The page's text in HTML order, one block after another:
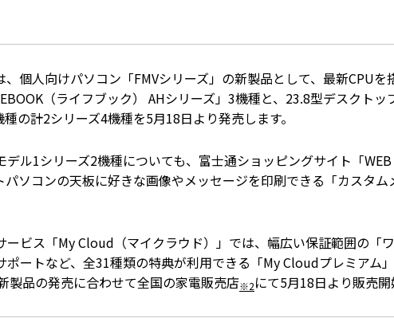
、個人向けパソコン「FMVシリーズ」の新製品として、最新CPU
（ライフブック） AHシリーズ」3機種と、23.8型デスクトッ
の計2シリーズ4機種を5月18日より発売します。
デル1シリーズ2機種についても、富士通ショッピングサイト「
パソコンの天板に好きな画像やメッセージを印刷できる「カスタ
ービス「My Cloud（マイクラウド）」では、幅広い保証範囲の「
ポートなど、全31種類の特典が利用できる「My Cloudプレミアム
製品の発売に合わせて全国の家電販売店※2にて5月18日より販売開